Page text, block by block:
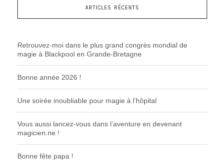
ARTICLES RÉCENTS
Retrouvez-moi dans le plus grand congrès mondial de
magie à Blackpool en Grande-Bretagne
Bonne année 2026 !
Une soirée inoubliable pour magie à l’hôpital
Vous aussi lancez-vous dans l’aventure en devenant
magicien.ne !
Bonne fête papa !